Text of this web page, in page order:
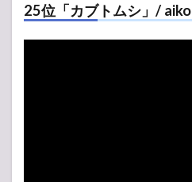
25位「カブトムシ」/ aiko